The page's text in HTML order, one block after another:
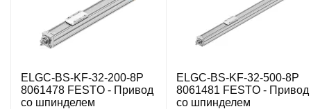
ELGC-BS-KF-32-200-8P
8061478 FESTO - Привод
со шпинделем
ELGC-BS-KF-32-500-8P
8061481 FESTO - Привод
со шпинделем